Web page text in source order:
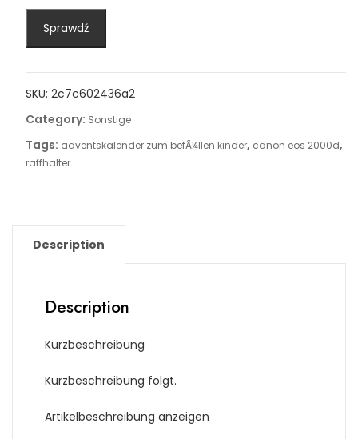
Sprawdź
SKU: 2c7c602436a2
Category: Sonstige
Tags: adventskalender zum befÃ¼llen kinder, canon eos 2000d,
raffhalter
Description
Description
Kurzbeschreibung
Kurzbeschreibung folgt.
Artikelbeschreibung anzeigen